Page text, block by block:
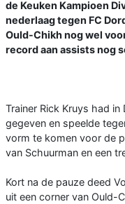
de Keuken Kampioen
nederlaag tegen FC
Ould-Chikh nog wel
record aan assists nog
Trainer Rick Kruys had
gegeven en speelde
vorm te komen voor de
van Schuurman en een
Kort na de pauze deed
uit een corner van Ould-